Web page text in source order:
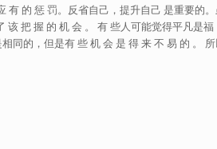
有 的 惩 罚。反省自己，提升自己 是重要的
把 握 的 机 会 。 有 些人可能觉得平凡是福
同的，但是有 些 机 会 是 得 来 不 易 的 。